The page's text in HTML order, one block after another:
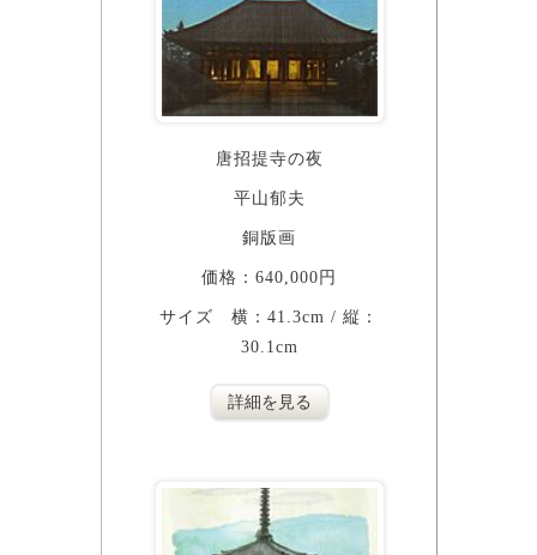
唐招提寺の夜
平山郁夫
銅版画
価格：640,000円
サイズ 横：41.3cm / 縦：
30.1cm
詳細を見る